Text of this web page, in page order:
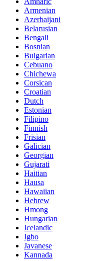
Armenian
Azerbaijani
Belarusian
Bengali
Bosnian
Bulgarian
Cebuano
Chichewa
Corsican
Croatian
Dutch
Estonian
Filipino
Finnish
Frisian
Galician
Georgian
Gujarati
Haitian
Hausa
Hawaiian
Hebrew
Hmong
Hungarian
Icelandic
Igbo
Javanese
Kannada